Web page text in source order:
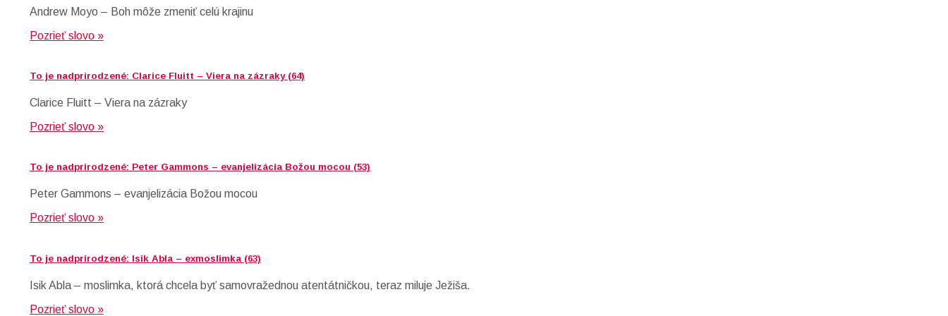
Andrew Moyo – Boh môže zmeniť celú krajinu
Pozrieť slovo »
To je nadprirodzené: Clarice Fluitt – Viera na zázraky (64)
Clarice Fluitt – Viera na zázraky
Pozrieť slovo »
To je nadprirodzené: Peter Gammons – evanjelizácia Božou mocou (53)
Peter Gammons – evanjelizácia Božou mocou
Pozrieť slovo »
To je nadprirodzené: Isik Abla – exmoslimka (63)
Isik Abla – moslimka, ktorá chcela byť samovražednou atentátničkou, teraz miluje Ježiša.
Pozrieť slovo »